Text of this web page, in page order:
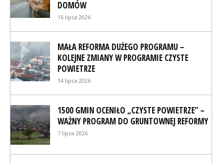
DOMÓW
16 lipca 2026
MAŁA REFORMA DUŻEGO PROGRAMU –
KOLEJNE ZMIANY W PROGRAMIE CZYSTE
POWIETRZE
14 lipca 2026
1500 GMIN OCENIŁO „CZYSTE POWIETRZE” –
WAŻNY PROGRAM DO GRUNTOWNEJ REFORMY
7 lipca 2026